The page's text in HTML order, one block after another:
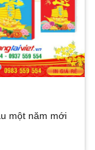
một năm mới